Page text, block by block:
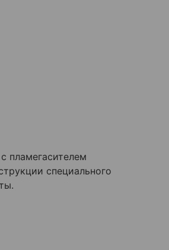
пламегасителем
специального